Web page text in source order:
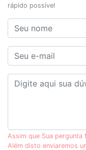
rápido possível
Assim que Sua
Além disto enviaremos